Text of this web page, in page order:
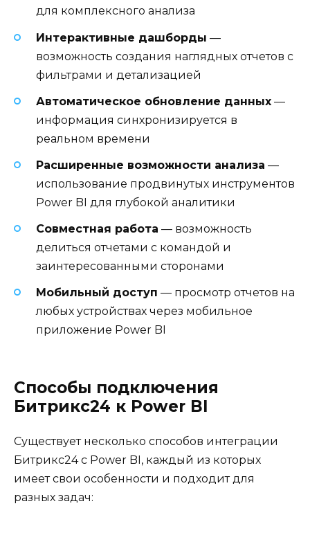
для комплексного анализа
Интерактивные дашборды —
возможность создания наглядных отчетов с
фильтрами и детализацией
Автоматическое обновление данных —
информация синхронизируется в
реальном времени
Расширенные возможности анализа —
использование продвинутых инструментов
Power BI для глубокой аналитики
Совместная работа — возможность
делиться отчетами с командой и
заинтересованными сторонами
Мобильный доступ — просмотр отчетов на
любых устройствах через мобильное
приложение Power BI
Способы подключения
Битрикс24 к Power BI
Существует несколько способов интеграции
Битрикс24 с Power BI, каждый из которых
имеет свои особенности и подходит для
разных задач: